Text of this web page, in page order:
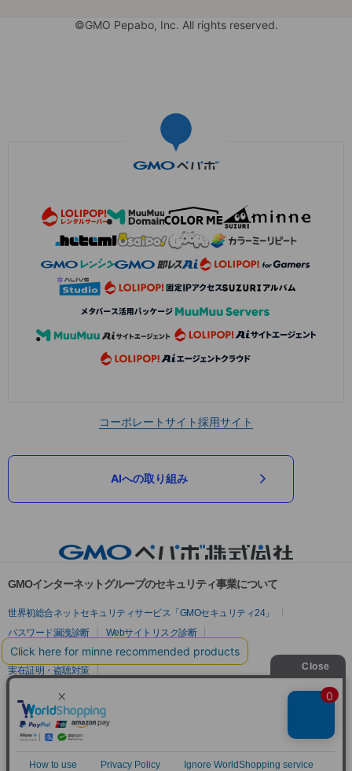
©GMO Pepabo, Inc. All rights reserved.
コーポレートサイト採用サイト
AIへの取り組み
GMOインターネットグループのセキュリティ事業について
世界初総合ネットセキュリティサービス「GMOセキュリティ24」
パスワード漏洩診断
Webサイトリスク診断
セキュリティ相談AIチャットボット
実在証明・盗聴対策
サイバー攻撃対策（GMO Flatt Security）
セキュリティ事業の軌跡